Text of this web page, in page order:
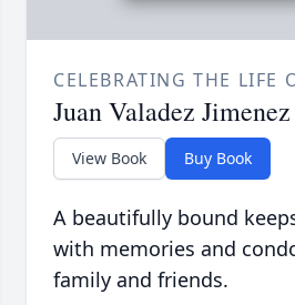
CELEBRATING THE LIFE
Juan Valadez Jimenez
View Book Buy Book
A beautifully bound
with memories and
family and friends.